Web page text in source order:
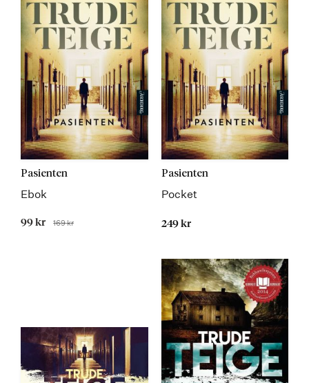
Pasienten
Ebok
Tilbudspris
99 kr Før
169 kr
Pasienten
Pocket
249 kr